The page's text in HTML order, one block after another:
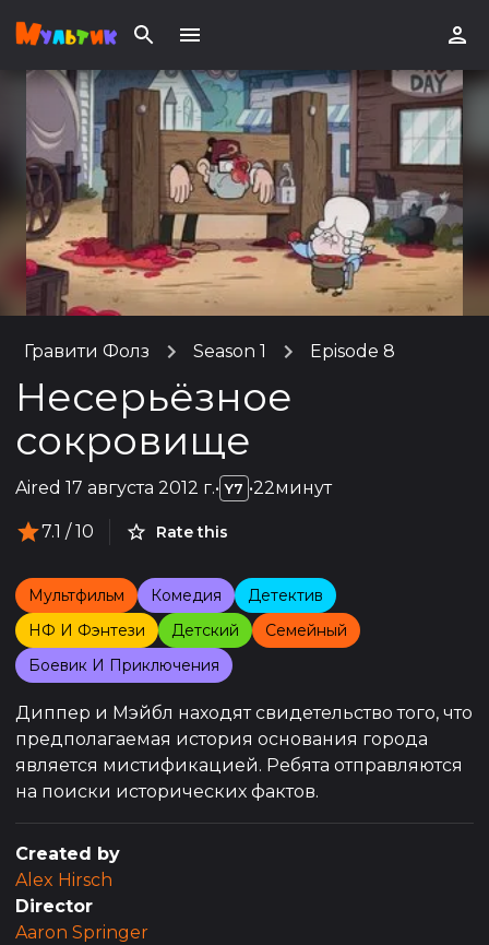
Гравити Фолз Season 1 Episode 8
Несерьёзное
сокровище
Aired 17 августа 2012 г.• Y7 •22минут
7.1 / 10 Rate this
Мультфильм Комедия
Детектив
НФ И Фэнтези
Детский
Семейный
Боевик И Приключения
Диппер и Мэйбл находят свидетельство того, что
предполагаемая история основания города
является мистификацией. Ребята отправляются
на поиски исторических фактов.
Created by
Alex Hirsch
Director
Aaron Springer